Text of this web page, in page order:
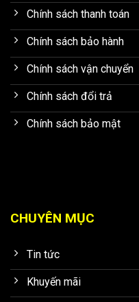
Chính sách thanh toán
Chính sách bảo hành
Chính sách vận chuyển
Chính sách đổi trả
Chính sách bảo mật
CHUYÊN MỤC
Tin tức
Khuyến mãi